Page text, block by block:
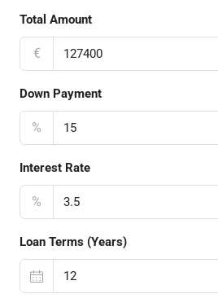
Total Amount
€
Down Payment
%
Interest Rate
%
Loan Terms (Years)